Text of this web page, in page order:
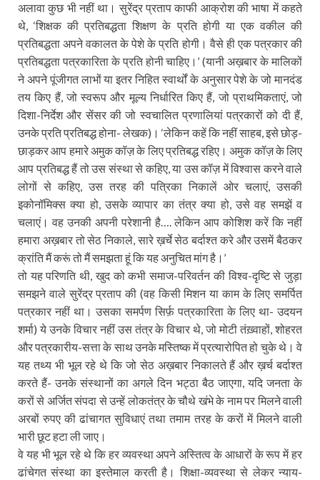
अलावा कुछ भी नहीं था। सुरेंद्र प्रताप काफी आक्रोश की भाषा में कहते
थे, ‘शिक्षक की प्रतिबद्धता शिक्षण के प्रति होगी या एक वकील की
प्रतिबद्धता अपने वकालत के पेशे के प्रति होगी। वैसे ही एक पत्रकार की
प्रतिबद्धता पत्रकारिता के प्रति होनी चाहिए।’ (यानी अख़बार के मालिकों
ने अपने पूंजीगत लाभों या इतर निहित स्वार्थों के अनुसार पेशे के जो मानदंड
तय किए हैं, जो स्वरूप और मूल्य निर्धारित किए हैं, जो प्राथमिकताएं, जो
दिशा-निर्देश और सेंसर की जो स्वचालित प्रणालियां पत्रकारों को दी हैं,
उनके प्रति प्रतिबद्ध होना- लेखक)। ‘लेकिन कहें कि नहीं साहब, इसे छोड़-
छाड़कर आप हमारे अमुक कॉज़ के लिए प्रतिबद्ध रहिए। अमुक कॉज़ के लिए
आप प्रतिबद्ध हैं तो उस संस्था से कहिए, या उस कॉज़ में विश्वास करने वाले
लोगों से कहिए, उस तरह की पत्रिका निकालें ओर चलाएं, उसकी
इकोनॉमिक्स क्या हो, उसके व्यापार का तंत्र क्या हो, उसे वह समझें व
चलाएं। वह उनकी अपनी परेशानी है…. लेकिन आप कोशिश करें कि नहीं
हमारा अख़बार तो सेठ निकाले, सारे ख़र्चे सेठ बर्दाश्त करे और उसमें बैठकर
क्रांति मैं करूं तो मैं समझता हूं कि यह अनुचित मांग है।’
तो यह परिणति थी, खुद को कभी समाज-परिवर्तन की विश्व-दृष्टि से जुड़ा
समझने वाले सुरेंद्र प्रताप की (वह किसी मिशन या काम के लिए समर्पित
पत्रकार नहीं था। उसका समर्पण सिर्फ़ पत्रकारिता के लिए था- उदयन
शर्मा) ये उनके विचार नहीं उस तंत्र के विचार थे, जो मोटी तंख़्वाहों, शोहरत
और पत्रकारीय-सत्ता के साथ उनके मस्तिष्क में प्रत्यारोपित हो चुके थे। वे
यह तथ्य भी भूल रहे थे कि जो सेठ अख़बार निकालते हैं और ख़र्च बर्दाश्त
करते हैं- उनके संस्थानों का अगले दिन भट्ठा बैठ जाएगा, यदि जनता के
करों से अर्जित संपदा से उन्हें लोकतंत्र के चौथे खंभे के नाम पर मिलने वाली
अरबों रुपए की ढांचागत सुविधाएं तथा तमाम तरह के करों में मिलने वाली
भारी छूट हटा ली जाए।
वे यह भी भूल रहे थे कि हर व्यवस्था अपने अस्तित्व के आधारों के रूप में हर
ढांचेगत संस्था का इस्तेमाल करती है। शिक्षा-व्यवस्था से लेकर न्याय-